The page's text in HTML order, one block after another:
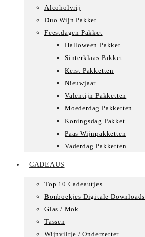
Alcoholvrij
Duo Wijn Pakket
Feestdagen Pakket
Halloween Pakket
Sinterklaas Pakket
Kerst Pakketten
Nieuwjaar
Valentijn Pakketten
Moederdag Pakketten
Koningsdag Pakket
Paas Wijnpakketten
Vaderdag Pakketten
CADEAUS
Top 10 Cadeautjes
Bonboekjes Digitale Downloads
Glas / Mok
Tassen
Wijnviltje / Onderzetter